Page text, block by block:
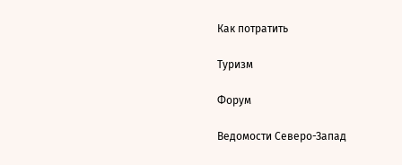
Как потратить
Туризм
Форум
Ведомости Северо-Запад